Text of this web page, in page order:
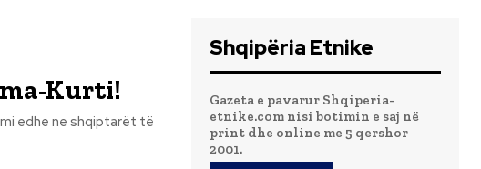
Kurti!
Shqipëria Etnike
Gazeta e pavarur Shqiperia-
etnike.com nisi botimin e saj në
print dhe online me 5 qershor
2001.